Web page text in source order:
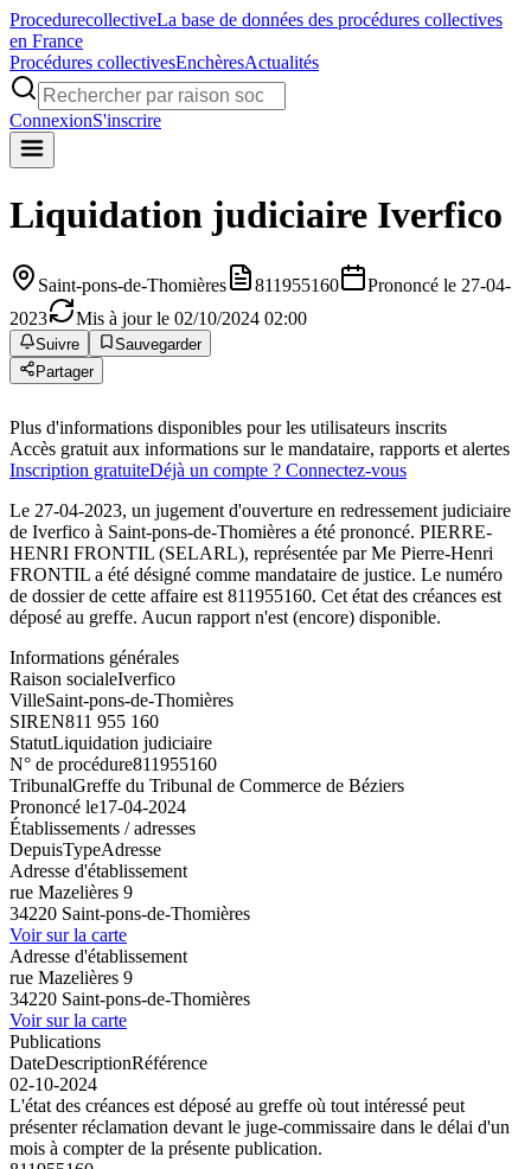
ProcedurecollectiveLa base de données des procédures collectives
en France
Procédures collectivesEnchèresActualités
ConnexionS'inscrire
Liquidation judiciaire Iverfico
Saint-pons-de-Thomières 811955160
Prononcé le 27-04-
2023
Mis à jour le 02/10/2024 02:00
Suivre
Sauvegarder
Partager
Plus d'informations disponibles pour les utilisateurs inscrits
Accès gratuit aux informations sur le mandataire, rapports et alertes
Inscription gratuiteDéjà un compte ? Connectez-vous
Le 27-04-2023, un jugement d'ouverture en redressement judiciaire
de Iverfico à Saint-pons-de-Thomières a été prononcé. PIERRE-
HENRI FRONTIL (SELARL), représentée par Me Pierre-Henri
FRONTIL a été désigné comme mandataire de justice. Le numéro
de dossier de cette affaire est 811955160. Cet état des créances est
déposé au greffe. Aucun rapport n'est (encore) disponible.
Informations générales
Raison socialeIverfico
VilleSaint-pons-de-Thomières
SIREN811 955 160
StatutLiquidation judiciaire
N° de procédure811955160
TribunalGreffe du Tribunal de Commerce de Béziers
Prononcé le17-04-2024
Établissements / adresses
DepuisTypeAdresse
Adresse d'établissement
rue Mazelières 9
34220 Saint-pons-de-Thomières
Voir sur la carte
Adresse d'établissement
rue Mazelières 9
34220 Saint-pons-de-Thomières
Voir sur la carte
Publications
DateDescriptionRéférence
02-10-2024
L'état des créances est déposé au greffe où tout intéressé peut
présenter réclamation devant le juge-commissaire dans le délai d'un
mois à compter de la présente publication.